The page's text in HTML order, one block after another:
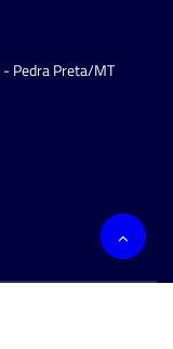
- Pedra Preta/MT